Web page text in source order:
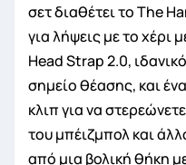
σετ διαθέτει το The
για λήψεις με το χέρι
Head Strap 2.0,
σημείο θέασης, και
κλιπ για να
του μπέιζμπολ και
από μια βολική θήκη